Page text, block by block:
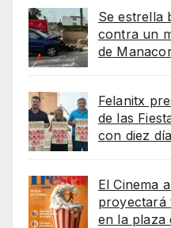
Se estrella
contra un
de
Felanitx
de las
con diez
El Cinema
proyectará
en la plaza